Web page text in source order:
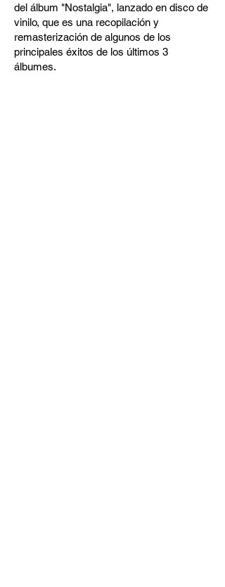
del álbum "Nostalgia", lanzado en disco de
vinilo, que es una recopilación y
remasterización de algunos de los
principales éxitos de los últimos 3
álbumes.